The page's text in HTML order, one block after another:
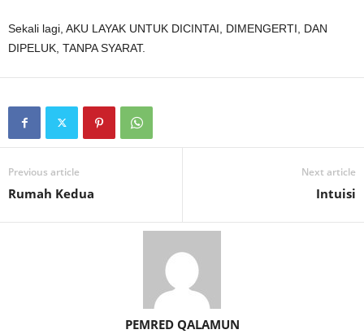
Sekali lagi, AKU LAYAK UNTUK DICINTAI, DIMENGERTI, DAN
DIPELUK, TANPA SYARAT.
Previous article
Rumah Kedua
Next article
Intuisi
PEMRED QALAMUN